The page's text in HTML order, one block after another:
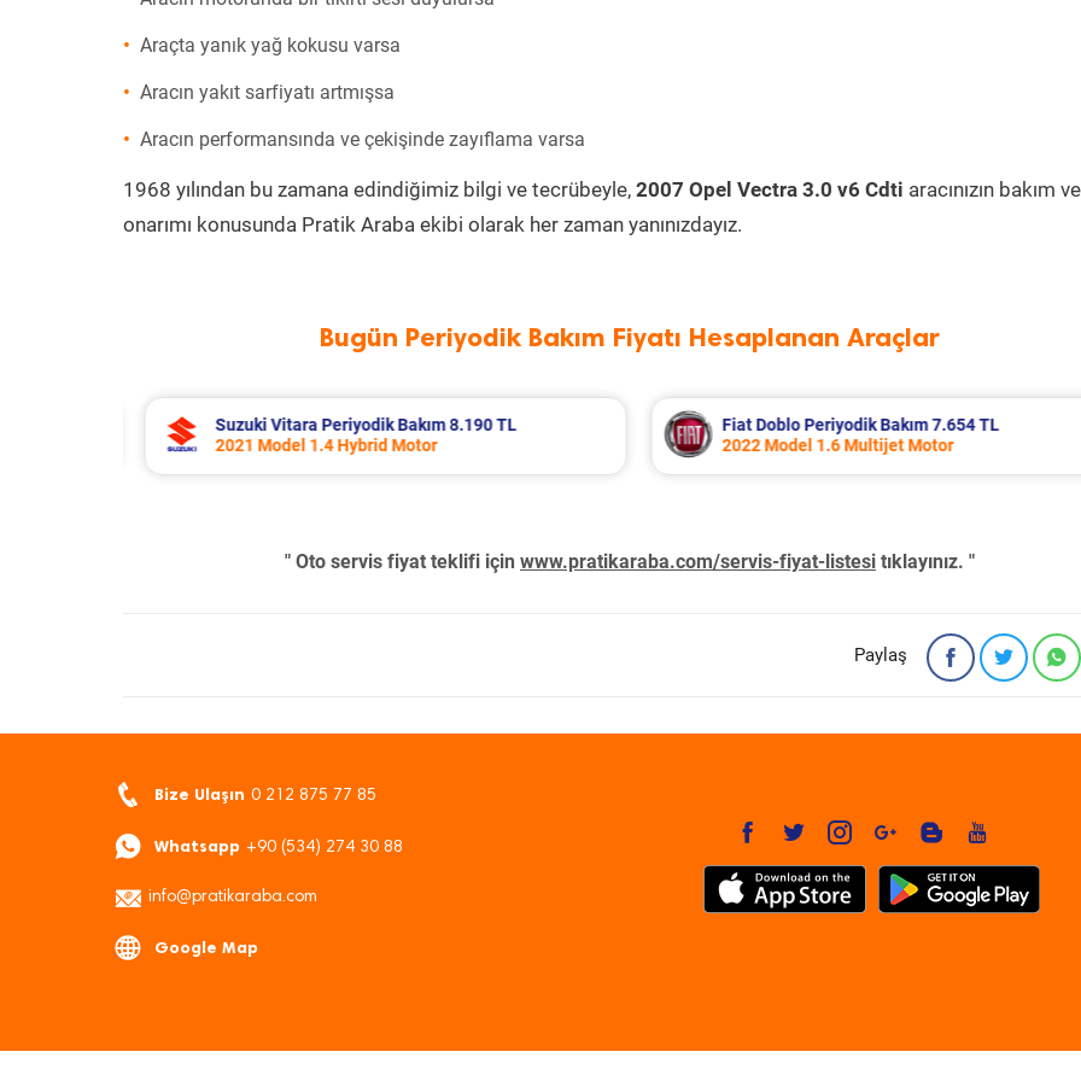
Araçta yanık yağ kokusu varsa
Aracın yakıt sarfiyatı artmışsa
Aracın performansında ve çekişinde zayıflama varsa
1968 yılından bu zamana edindiğimiz bilgi ve tecrübeyle, 2007 Opel Vectra 3.0 v6 Cdti aracınızın bakım ve
onarımı konusunda Pratik Araba ekibi olarak her zaman yanınızdayız.
Bugün Periyodik Bakım Fiyatı Hesaplanan Araçlar
Fiat Doblo Periyodik Bakım 7.654 TL
2022 Model 1.6 Multijet Motor
Citroen C4 Periyodik Bakım 6.836 TL
2014 Model 1.6 e-Hdi Motor
" Oto servis fiyat teklifi için www.pratikaraba.com/servis-fiyat-listesi tıklayınız. "
Paylaş
Bize Ulaşın 0 212 875 77 85
Whatsapp +90 (534) 274 30 88
info@pratikaraba.com
Google Map